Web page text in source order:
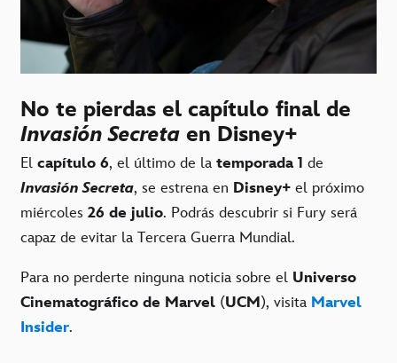
No te pierdas el capítulo final de
Invasión Secreta en Disney+
El capítulo 6, el último de la temporada 1 de
Invasión Secreta, se estrena en Disney+ el próximo
miércoles 26 de julio. Podrás descubrir si Fury será
capaz de evitar la Tercera Guerra Mundial.
Para no perderte ninguna noticia sobre el Universo
Cinematográfico de Marvel (UCM), visita Marvel
Insider.